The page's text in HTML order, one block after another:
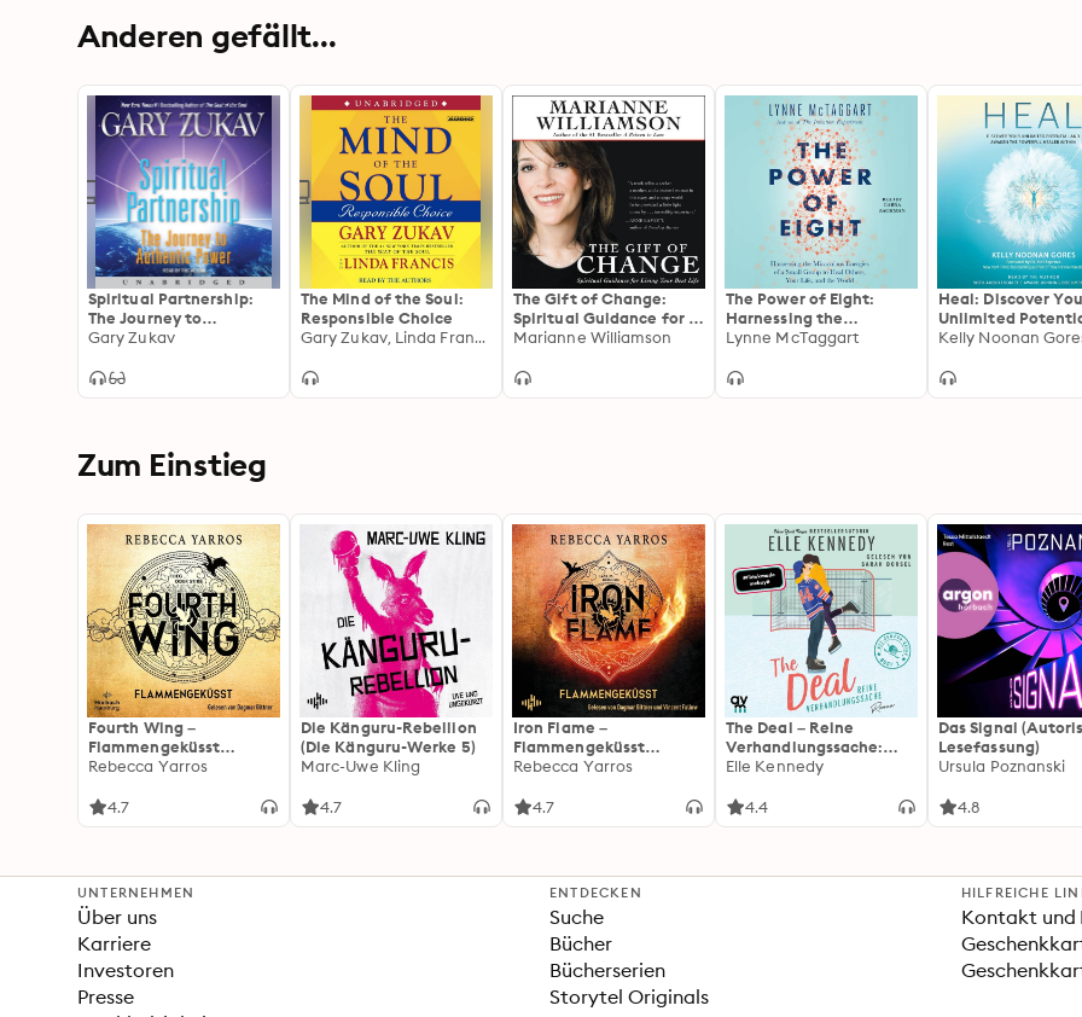
Anderen gefällt...
Spiritual Partnership:
The Journey to
Authentic Power
Gary Zukav
The Mind of the Soul:
Responsible Choice
Gary Zukav, Linda Francis
The Gift of Change:
Spiritual Guidance for a
Radically New Life
Marianne Williamson
The Power of Eight:
Harnessing the
Miraculous Energies of a
Others, Your Life, and
Lynne McTaggart
Heal: Discover
Unlimited
Awaken the
Kelly Noonan
Zum Einstieg
Fourth Wing –
Flammengeküsst
(Flammengeküsst-Reihe
Rebecca Yarros
4.7
Die Känguru-Rebellion
(Die Känguru-Werke 5)
Marc-Uwe Kling
4.7
Iron Flame –
Flammengeküsst
(Flammengeküsst-Reihe
Fortsetzung des
Rebecca Yarros
4.7
The Deal – Reine
Verhandlungssache:
Off-Campus 1 | Roman |
Prickelnde College-
Elle Kennedy
4.4
Das Signal
Lesefassung)
Ursula Poznanski
4.8
UNTERNEHMEN
Über uns
Karriere
Investoren
Presse
ENTDECKEN
Suche
Bücher
Bücherserien
Storytel Originals
HILFREICHE
Kontakt und